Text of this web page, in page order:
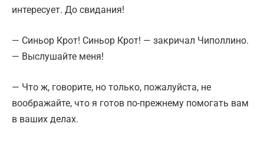
интересует. До свидания!
— Синьор Крот! Синьор Крот! — закричал Чиполлино.
— Выслушайте меня!
— Что ж, говорите, но только, пожалуйста, не
воображайте, что я готов по-прежнему помогать вам
в ваших делах.